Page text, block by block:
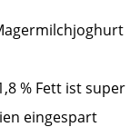
% Fett ist super
eingespart